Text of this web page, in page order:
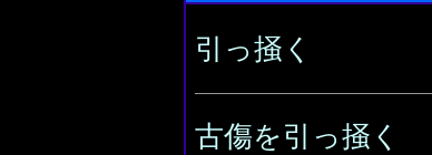
引っ掻く
古傷を引っ掻く